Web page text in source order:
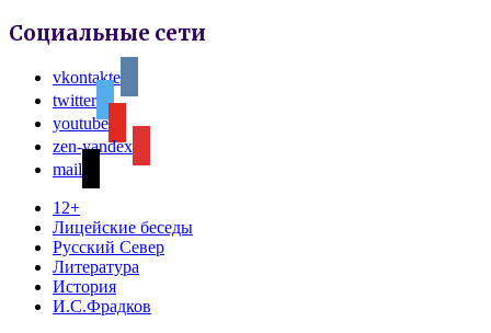
Социальные сети
vkontakte
twitter
youtube
zen-yandex
mail
12+
Лицейские беседы
Русский Север
Литература
История
И.С.Фрадков